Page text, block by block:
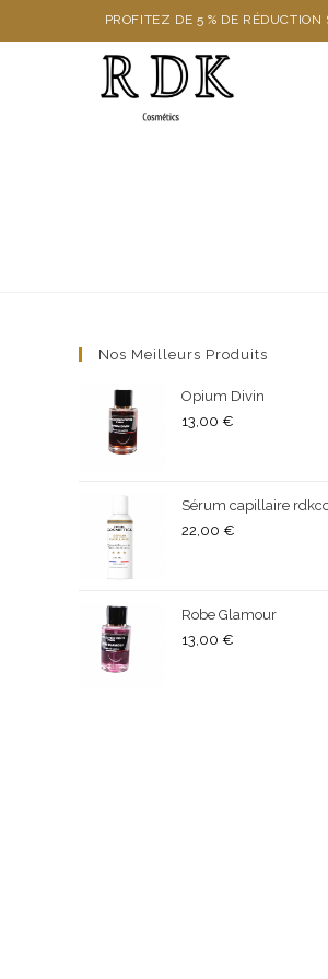
PROFITEZ DE 5 % DE
Nos Meilleurs Produits
Opium Divin
13,00 €
Sérum capillaire
22,00 €
Robe Glamour
13,00 €